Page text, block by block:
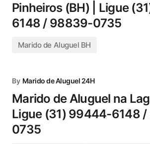
Pinheiros (BH) | Ligue
6148 / 98839-0735
Marido de Aluguel BH
By Marido de Aluguel 24H
Marido de Aluguel na
Ligue (31) 99444-6148
0735